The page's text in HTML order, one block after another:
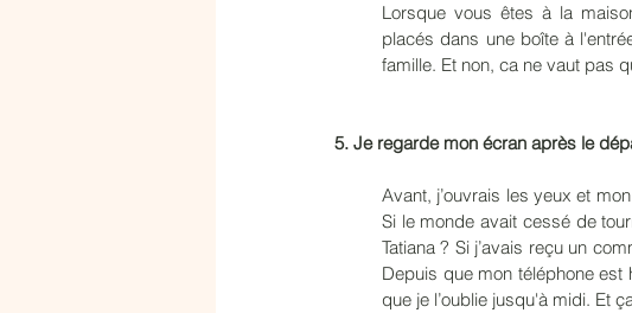
Lorsque vous êtes à la
placés dans une boîte à
famille. Et non, ca ne vaut pas
5. Je regarde mon écran après le
Avant, j’ouvrais les yeux et
Si le monde avait cessé de
Tatiana ? Si j’avais reçu un
Depuis que mon téléphone est
que je l’oublie jusqu'à midi. Et